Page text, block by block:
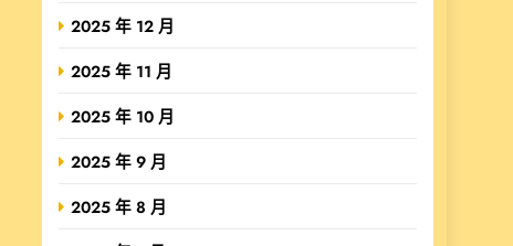
2025 年 12 月
2025 年 11 月
2025 年 10 月
2025 年 9 月
2025 年 8 月